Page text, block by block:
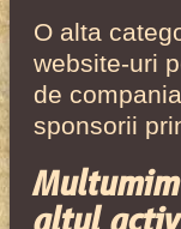
O alta
website-uri
de compania
sponsorii
altul